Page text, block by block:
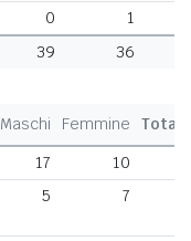
0 1
39 36
Maschi Femmine
Totale
17 10
5 7